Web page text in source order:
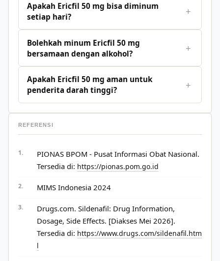
Apakah Ericfil 50 mg bisa diminum
setiap hari?
+
Bolehkah minum Ericfil 50 mg
bersamaan dengan alkohol?
+
Apakah Ericfil 50 mg aman untuk
penderita darah tinggi?
+
REFERENSI
PIONAS BPOM - Pusat Informasi Obat Nasional.
Tersedia di: https://pionas.pom.go.id
MIMS Indonesia 2024
Drugs.com. Sildenafil: Drug Information,
Dosage, Side Effects. [Diakses Mei 2026].
Tersedia di: https://www.drugs.com/sildenafil.htm
l